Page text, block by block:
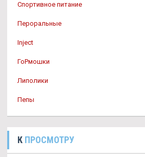
Спортивное питание
Пероральные
Inject
ГоРмошки
Липолики
Пепы
К ПРОСМОТРУ